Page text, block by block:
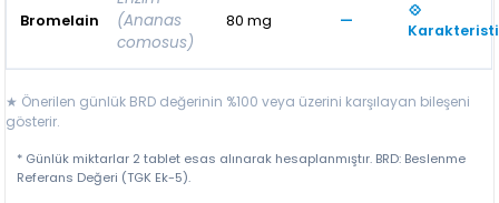
Bromelain
(Ananas
comosus)
80 mg —
💠
★ Önerilen günlük BRD değerinin %100 veya üzerini karşılayan bileşeni
gösterir.
* Günlük miktarlar 2 tablet esas alınarak hesaplanmıştır. BRD: Beslenme
Referans Değeri (TGK Ek-5).